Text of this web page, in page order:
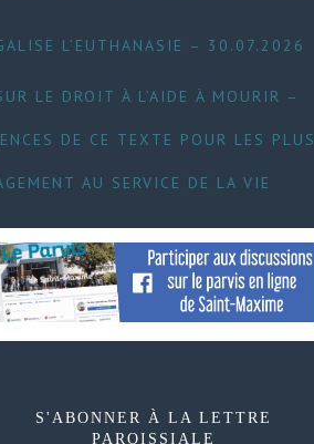
L’EUTHANASIE – 30.07.2026
LE DROIT À L’AIDE À MOURIR –
DE CE TEXTE POUR LES PLUS
AU SERVICE DE LA VIE
S'ABONNER À LA LETTRE
PAROISSIALE